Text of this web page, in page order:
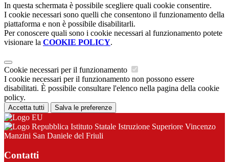
In questa schermata è possibile scegliere quali cookie consentire.
I cookie necessari sono quelli che consentono il funzionamento della
piattaforma e non è possibile disabilitarli.
Per conoscere quali sono i cookie necessari al funzionamento potete
visionare la COOKIE POLICY.
Cookie necessari per il funzionamento
I cookie necessari per il funzionamento non possono essere
disabilitati. È possibile consultare l'elenco nella pagina della cookie
policy.
Accetta tutti Salva le preferenze
Istituto Statale Istruzione Superiore Vincenzo
Manzini San Daniele del Friuli
Contatti